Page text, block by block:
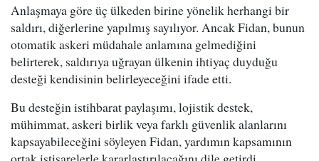
Anlaşmaya göre üç ülkeden birine yönelik herhangi bir
saldırı, diğerlerine yapılmış sayılıyor. Ancak Fidan, bunun
otomatik askeri müdahale anlamına gelmediğini
belirterek, saldırıya uğrayan ülkenin ihtiyaç duyduğu
desteği kendisinin belirleyeceğini ifade etti.
Bu desteğin istihbarat paylaşımı, lojistik destek,
mühimmat, askeri birlik veya farklı güvenlik alanlarını
kapsayabileceğini söyleyen Fidan, yardımın kapsamının